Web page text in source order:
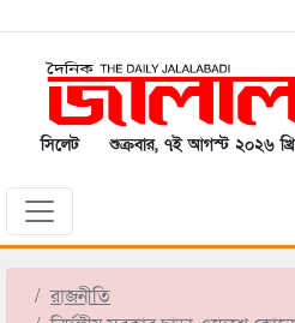
সিলেট শুক্রবার, ৭ই আগস্ট ২০২৬
রাজনীতি